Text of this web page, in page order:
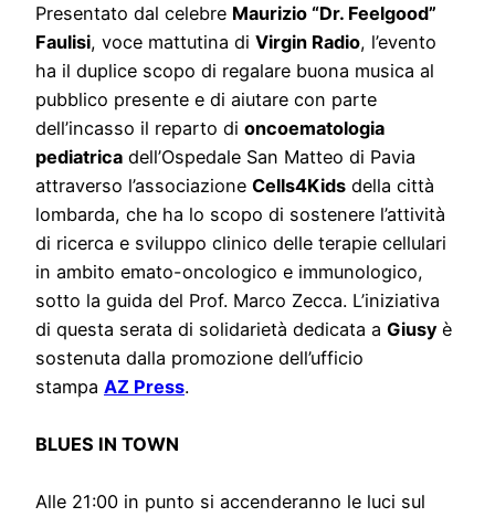
Presentato dal celebre Maurizio “Dr. Feelgood”
Faulisi, voce mattutina di Virgin Radio, l’evento
ha il duplice scopo di regalare buona musica al
pubblico presente e di aiutare con parte
dell’incasso il reparto di oncoematologia
pediatrica dell’Ospedale San Matteo di Pavia
attraverso l’associazione Cells4Kids della città
lombarda, che ha lo scopo di sostenere l’attività
di ricerca e sviluppo clinico delle terapie cellulari
in ambito emato-oncologico e immunologico,
sotto la guida del Prof. Marco Zecca. L’iniziativa
di questa serata di solidarietà dedicata a Giusy è
sostenuta dalla promozione dell’ufficio
stampa AZ Press.
BLUES IN TOWN
Alle 21:00 in punto si accenderanno le luci sul